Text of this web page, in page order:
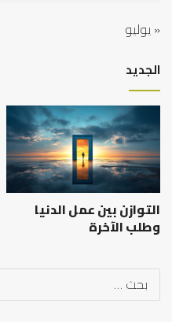
« يوليو
الجديد
التوازن بين عمل الدنيا
وطلب الآخرة